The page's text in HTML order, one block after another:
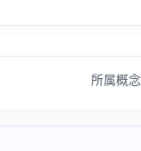
所属概念